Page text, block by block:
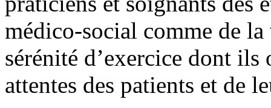
médico-social comme de
sérénité d’exercice dont
attentes des patients et de